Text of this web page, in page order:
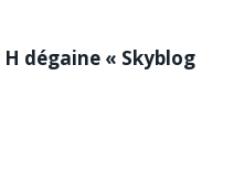
dégaine « Skyblog